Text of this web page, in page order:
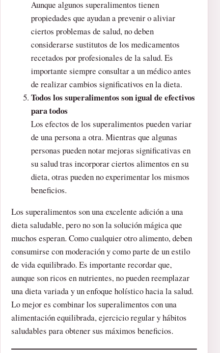
Aunque algunos superalimentos tienen
propiedades que ayudan a prevenir o aliviar
ciertos problemas de salud, no deben
considerarse sustitutos de los medicamentos
recetados por profesionales de la salud. Es
importante siempre consultar a un médico antes
de realizar cambios significativos en la dieta.
Todos los superalimentos son igual de efectivos
para todos
Los efectos de los superalimentos pueden variar
de una persona a otra. Mientras que algunas
personas pueden notar mejoras significativas en
su salud tras incorporar ciertos alimentos en su
dieta, otras pueden no experimentar los mismos
beneficios.
Los superalimentos son una excelente adición a una
dieta saludable, pero no son la solución mágica que
muchos esperan. Como cualquier otro alimento, deben
consumirse con moderación y como parte de un estilo
de vida equilibrado. Es importante recordar que,
aunque son ricos en nutrientes, no pueden reemplazar
una dieta variada y un enfoque holístico hacia la salud.
Lo mejor es combinar los superalimentos con una
alimentación equilibrada, ejercicio regular y hábitos
saludables para obtener sus máximos beneficios.